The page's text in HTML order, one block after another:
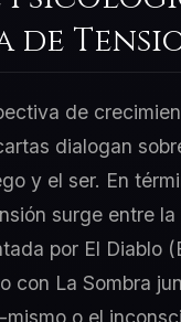
de
de
dialogan
y el ser. En
surge entre la
por El Diablo
con La Sombra